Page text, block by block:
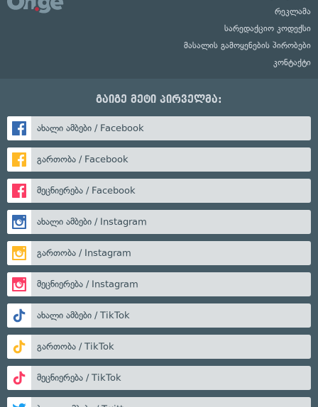
რეკლამა
სარედაქციო კოდექსი
მასალის გამოყენების პირობები
კონტაქტი
გაიგე მეტი პირველმა:
ახალი ამბები / Facebook
გართობა / Facebook
მეცნიერება / Facebook
ახალი ამბები / Instagram
გართობა / Instagram
მეცნიერება / Instagram
ახალი ამბები / TikTok
გართობა / TikTok
მეცნიერება / TikTok